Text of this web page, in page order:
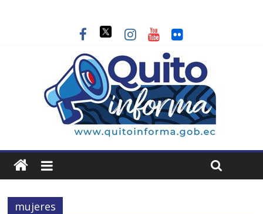
mujeres